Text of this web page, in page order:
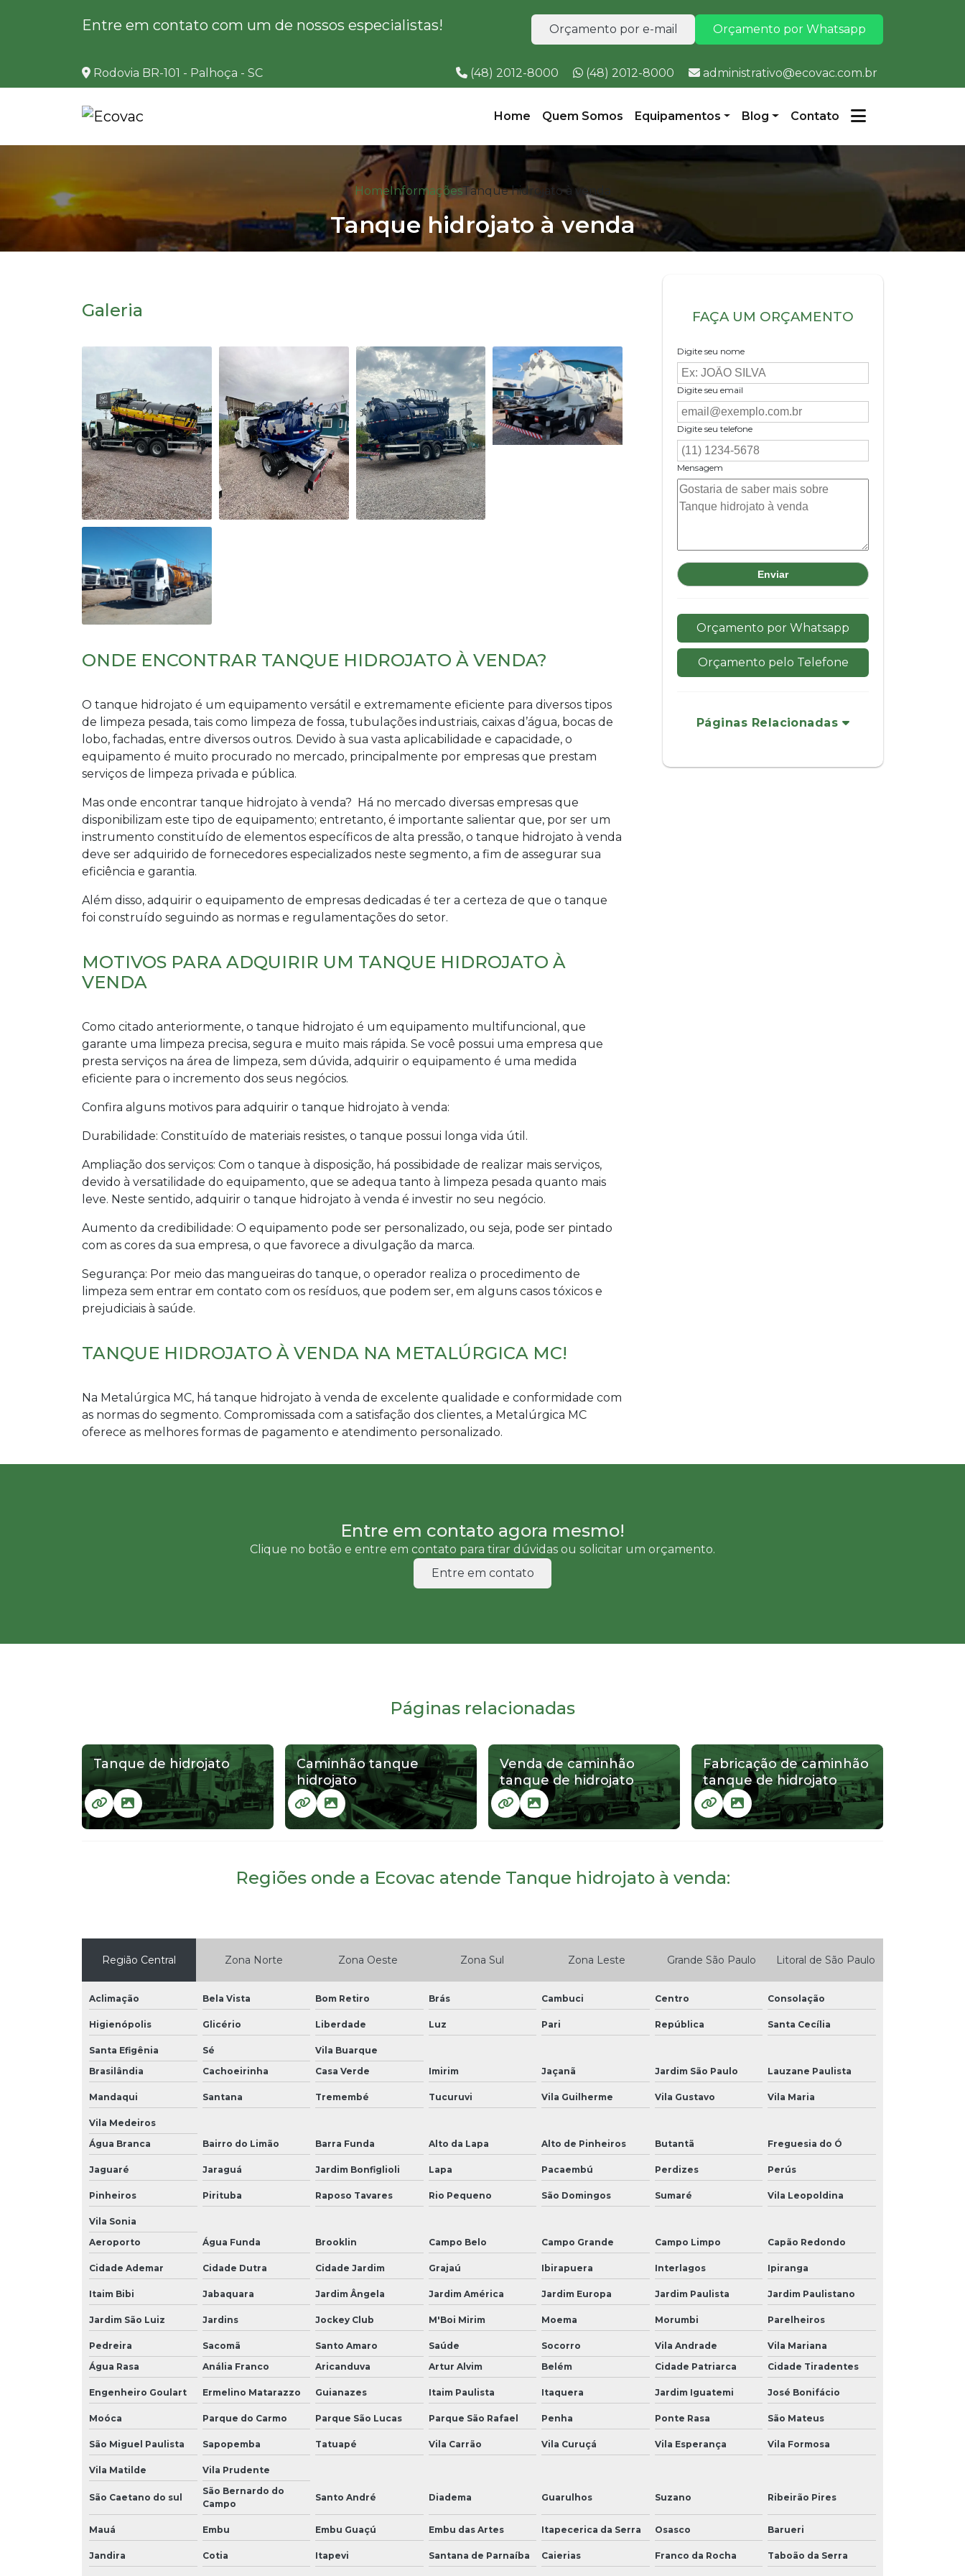
Entre em contato com um de nossos especialistas! Orçamento por e-mail Orçamento por Whatsapp
Rodovia BR-101 - Palhoça - SC (48) 2012-8000 (48) 2012-8000 administrativo@ecovac.com.br
Home Quem Somos Equipamentos Blog Contato
Home InformaçõesTanque hidrojato à venda
Tanque hidrojato à venda
Galeria
ONDE ENCONTRAR TANQUE HIDROJATO À VENDA?
O tanque hidrojato é um equipamento versátil e extremamente eficiente para diversos tipos
de limpeza pesada, tais como limpeza de fossa, tubulações industriais, caixas d’água, bocas de
lobo, fachadas, entre diversos outros. Devido à sua vasta aplicabilidade e capacidade, o
equipamento é muito procurado no mercado, principalmente por empresas que prestam
serviços de limpeza privada e pública.
Mas onde encontrar tanque hidrojato à venda? Há no mercado diversas empresas que
disponibilizam este tipo de equipamento; entretanto, é importante salientar que, por ser um
instrumento constituído de elementos específicos de alta pressão, o tanque hidrojato à venda
deve ser adquirido de fornecedores especializados neste segmento, a fim de assegurar sua
eficiência e garantia.
Além disso, adquirir o equipamento de empresas dedicadas é ter a certeza de que o tanque
foi construído seguindo as normas e regulamentações do setor.
MOTIVOS PARA ADQUIRIR UM TANQUE HIDROJATO À
VENDA
Como citado anteriormente, o tanque hidrojato é um equipamento multifuncional, que
garante uma limpeza precisa, segura e muito mais rápida. Se você possui uma empresa que
presta serviços na área de limpeza, sem dúvida, adquirir o equipamento é uma medida
eficiente para o incremento dos seus negócios.
Confira alguns motivos para adquirir o tanque hidrojato à venda:
Durabilidade: Constituído de materiais resistes, o tanque possui longa vida útil.
Ampliação dos serviços: Com o tanque à disposição, há possibidade de realizar mais serviços,
devido à versatilidade do equipamento, que se adequa tanto à limpeza pesada quanto mais
leve. Neste sentido, adquirir o tanque hidrojato à venda é investir no seu negócio.
Aumento da credibilidade: O equipamento pode ser personalizado, ou seja, pode ser pintado
com as cores da sua empresa, o que favorece a divulgação da marca.
Segurança: Por meio das mangueiras do tanque, o operador realiza o procedimento de
limpeza sem entrar em contato com os resíduos, que podem ser, em alguns casos tóxicos e
prejudiciais à saúde.
TANQUE HIDROJATO À VENDA NA METALÚRGICA MC!
Na Metalúrgica MC, há tanque hidrojato à venda de excelente qualidade e conformidade com
as normas do segmento. Compromissada com a satisfação dos clientes, a Metalúrgica MC
oferece as melhores formas de pagamento e atendimento personalizado.
FAÇA UM ORÇAMENTO
Digite seu nome
Digite seu email
Digite seu telefone
Mensagem
Orçamento por Whatsapp
Orçamento pelo Telefone
Páginas Relacionadas
Entre em contato agora mesmo!
Clique no botão e entre em contato para tirar dúvidas ou solicitar um orçamento.
Entre em contato
Páginas relacionadas
Tanque de hidrojato
Caminhão tanque
hidrojato
Venda de caminhão
tanque de hidrojato
Fabricação de caminhão
tanque de hidrojato
Regiões onde a Ecovac atende Tanque hidrojato à venda:
Região Central Zona Norte Zona Oeste Zona Sul Zona Leste Grande São Paulo Litoral de São Paulo
Aclimação Bela Vista Bom Retiro Brás Cambuci Centro Consolação
Higienópolis Glicério Liberdade Luz Pari República Santa Cecília
Santa Efigênia Sé
Vila Buarque
Brasilândia
Cachoeirinha Casa Verde Imirim Jaçanã Jardim São Paulo Lauzane Paulista
Mandaqui Santana Tremembé Tucuruvi Vila Guilherme Vila Gustavo Vila Maria
Vila Medeiros
Água Branca
Bairro do Limão Barra Funda Alto da Lapa Alto de Pinheiros Butantã Freguesia do Ó
Jaguaré Jaraguá Jardim Bonfiglioli Lapa Pacaembú Perdizes Perús
Pinheiros Pirituba Raposo Tavares Rio Pequeno São Domingos Sumaré Vila Leopoldina
Vila Sonia
Aeroporto
Água Funda Brooklin Campo Belo Campo Grande Campo Limpo Capão Redondo
Cidade Ademar Cidade Dutra Cidade Jardim Grajaú Ibirapuera Interlagos Ipiranga
Itaim Bibi Jabaquara Jardim Ângela Jardim América Jardim Europa Jardim Paulista Jardim Paulistano
Jardim São Luiz Jardins Jockey Club M'Boi Mirim Moema Morumbi Parelheiros
Pedreira Sacomã Santo Amaro Saúde Socorro Vila Andrade
Vila Mariana
Água Rasa
Anália Franco Aricanduva Artur Alvim Belém Cidade Patriarca Cidade Tiradentes
Engenheiro Goulart Ermelino Matarazzo Guianazes Itaim Paulista Itaquera Jardim Iguatemi José Bonifácio
Moóca Parque do Carmo Parque São Lucas Parque São Rafael Penha Ponte Rasa São Mateus
São Miguel Paulista Sapopemba Tatuapé Vila Carrão Vila Curuçá Vila Esperança Vila Formosa
Vila Matilde Vila Prudente
São Caetano do sul
São Bernardo do
Campo
Santo André Diadema Guarulhos Suzano Ribeirão Pires
Mauá Embu Embu Guaçú Embu das Artes Itapecerica da Serra Osasco Barueri
Jandira Cotia Itapevi Santana de Parnaíba Caierias Franco da Rocha Taboão da Serra